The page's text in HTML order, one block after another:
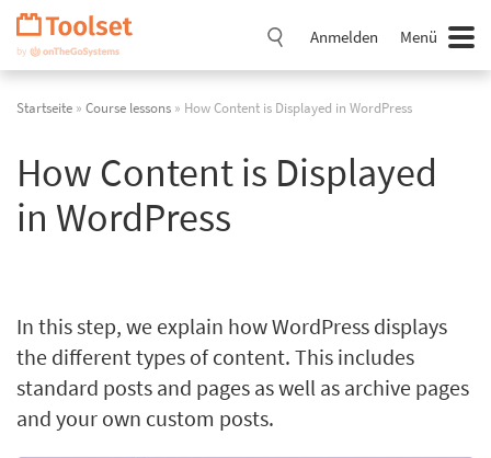
Navigation
überspringen
Anmelden Menü
Startseite » Course lessons » How Content is Displayed in WordPress
How Content is Displayed
in WordPress
In this step, we explain how WordPress displays
the different types of content. This includes
standard posts and pages as well as archive pages
and your own custom posts.